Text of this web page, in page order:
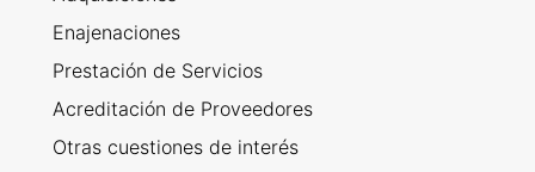
Enajenaciones
Prestación de Servicios
Acreditación de Proveedores
Otras cuestiones de interés